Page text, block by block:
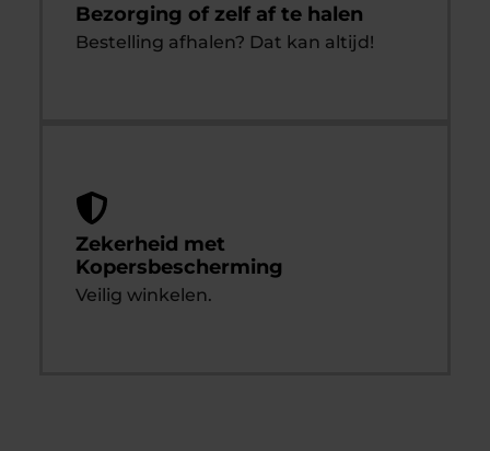
Bezorging of zelf af te halen
Bestelling afhalen? Dat kan altijd!
Zekerheid met
Kopersbescherming
Veilig winkelen.